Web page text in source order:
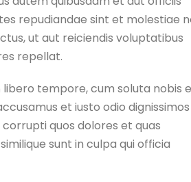
repudiandae sint et molestiae
ut aut reiciendis voluptatibus
repellat.
tempore, cum soluta nobis
et iusto odio dignissimos
quos dolores et quas
sunt in culpa qui officia